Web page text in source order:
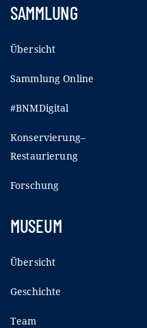
SAMMLUNG
Übersicht
Sammlung Online
#BNMDigital
Konservierung–
Restaurierung
Forschung
MUSEUM
Übersicht
Geschichte
Team